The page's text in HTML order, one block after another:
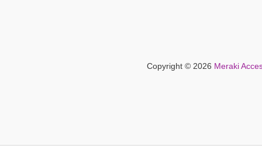
Copyright © 2026 Meraki